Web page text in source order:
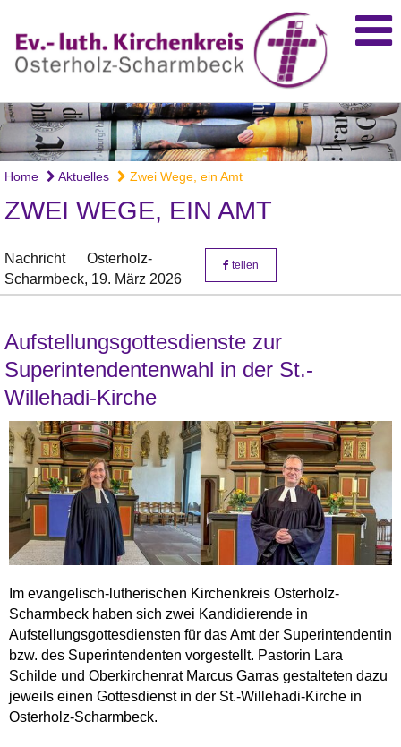
Home Aktuelles Zwei Wege, ein Amt
ZWEI WEGE, EIN AMT
Nachricht
Osterholz-
Scharmbeck, 19. März 2026
teilen
Aufstellungsgottesdienste zur
Superintendentenwahl in der St.-
Willehadi-Kirche
Im evangelisch-lutherischen Kirchenkreis Osterholz-
Scharmbeck haben sich zwei Kandidierende in
Aufstellungsgottesdiensten für das Amt der Superintendentin
bzw. des Superintendenten vorgestellt. Pastorin Lara
Schilde und Oberkirchenrat Marcus Garras gestalteten dazu
jeweils einen Gottesdienst in der St.-Willehadi-Kirche in
Osterholz-Scharmbeck.